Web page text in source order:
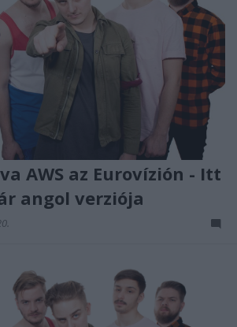
AWS az Eurovízión - Itt
angol verziója